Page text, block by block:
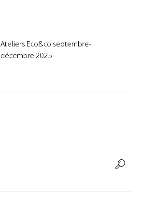
Ateliers Eco&co septembre-
décembre 2025